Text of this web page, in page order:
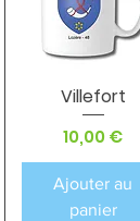
Aperçu rapide
Villefort
Prix
10,00 €
Ajouter au
panier